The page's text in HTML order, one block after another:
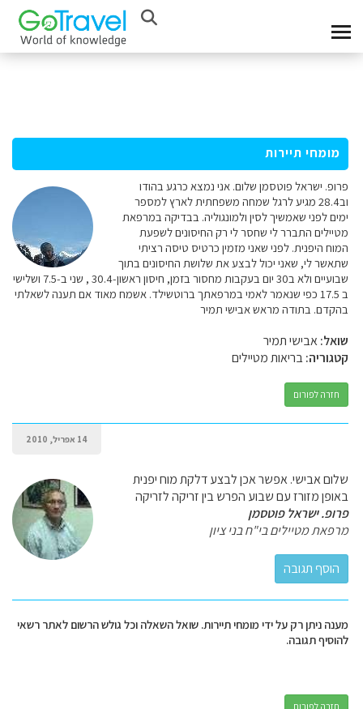
מומחי תיירות
פרופ. ישראל פוטסמן שלום. אני נמצא כרגע בהודו
וב28.4 מגיע לרגל שמחה משפחתית לארץ למספר
ימים לפני שאמשיך לסין ולמונגוליה. בבדיקה במרפאת
מטיילים התברר לי שחסר לי רק החיסונים לשפעת
המוח היפנית. לפני שאני מזמין כרטיס טיסה רציתי
שתאשר לי, שאני יכול לבצע את שלושת החיסונים בתוך
שבועיים ולא ב30 יום בעקבות מחסור בזמן, חיסון ראשון-30.4 , שני ב-7.5 ושלישי
ב 17.5 כפי שנאמר לאמי במרפאתך ברוטשילד. אשמח מאוד אם תענה לשאלתי
בהקדם. בתודה מראש אבישי תמיר
שואל:אבישי תמיר
קטגוריה:בריאות מטיילים
חזרה לפורום
14 אפריל, 2010
שלום אבישי. אפשר אכן לבצע דלקת מוח יפנית
באופן מזורז עם שבוע הפרש בין זריקה לזריקה
פרופ. ישראל פוטסמן
מרפאת מטיילים בי"ח בני ציון
מענה ניתן רק על ידי מומחי תיירות. שואל השאלה וכל גולש הרשום לאתר רשאי
להוסיף תגובה.
חזרה לפורום